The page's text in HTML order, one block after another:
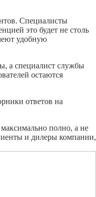
Специалисты
это будет не столь
удобную
а специалист службы
остаются
ответов на
полно, а не
и дилеры компании,